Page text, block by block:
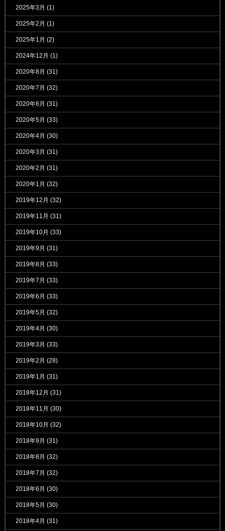
2025年3月 (1)
2025年2月 (1)
2025年1月 (2)
2024年12月 (1)
2020年8月 (31)
2020年7月 (32)
2020年6月 (31)
2020年5月 (33)
2020年4月 (30)
2020年3月 (31)
2020年2月 (31)
2020年1月 (32)
2019年12月 (32)
2019年11月 (31)
2019年10月 (33)
2019年9月 (31)
2019年8月 (33)
2019年7月 (33)
2019年6月 (33)
2019年5月 (32)
2019年4月 (30)
2019年3月 (33)
2019年2月 (28)
2019年1月 (31)
2018年12月 (31)
2018年11月 (30)
2018年10月 (32)
2018年9月 (31)
2018年8月 (32)
2018年7月 (32)
2018年6月 (30)
2018年5月 (30)
2018年4月 (31)